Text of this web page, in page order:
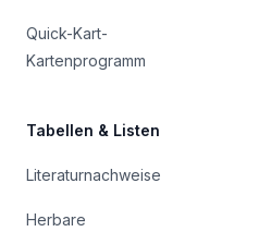
Quick-Kart-
Kartenprogramm
Tabellen & Listen
Literaturnachweise
Herbare